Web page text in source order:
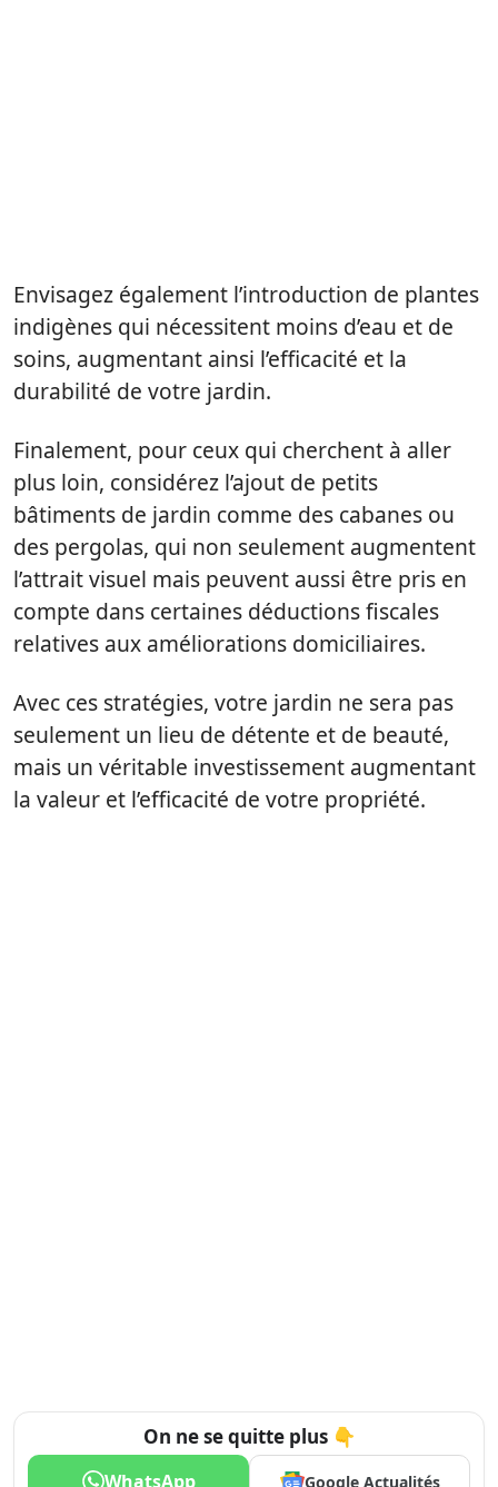
Envisagez également l’introduction de plantes
indigènes qui nécessitent moins d’eau et de
soins, augmentant ainsi l’efficacité et la
durabilité de votre jardin.
Finalement, pour ceux qui cherchent à aller
plus loin, considérez l’ajout de petits
bâtiments de jardin comme des cabanes ou
des pergolas, qui non seulement augmentent
l’attrait visuel mais peuvent aussi être pris en
compte dans certaines déductions fiscales
relatives aux améliorations domiciliaires.
Avec ces stratégies, votre jardin ne sera pas
seulement un lieu de détente et de beauté,
mais un véritable investissement augmentant
la valeur et l’efficacité de votre propriété.
On ne se quitte plus 👇
WhatsApp Google Actualités